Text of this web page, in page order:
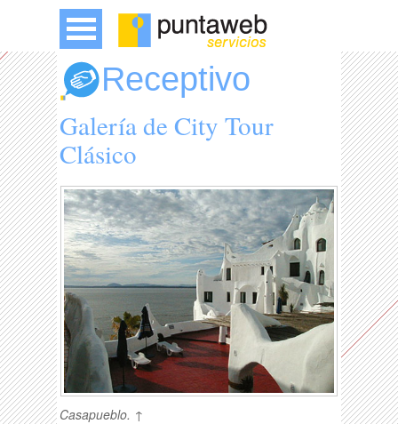
Receptivo
Galería de City Tour
Clásico
Casapueblo. ↑